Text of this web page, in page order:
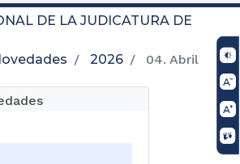
DE LA JUDICATURA DE
2026 04. Abril